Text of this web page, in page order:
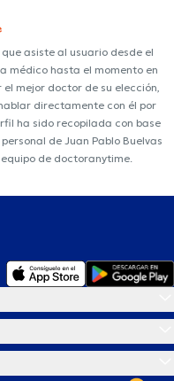
asiste al usuario desde el
médico hasta el momento en
mejor doctor de su elección,
directamente con él por
ha sido recopilada con base
de Juan Pablo Buelvas
de doctoranytime.